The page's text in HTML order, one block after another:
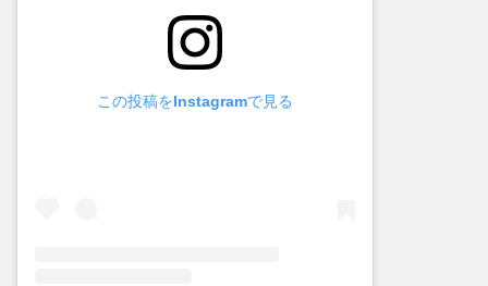
この投稿をInstagramで見る